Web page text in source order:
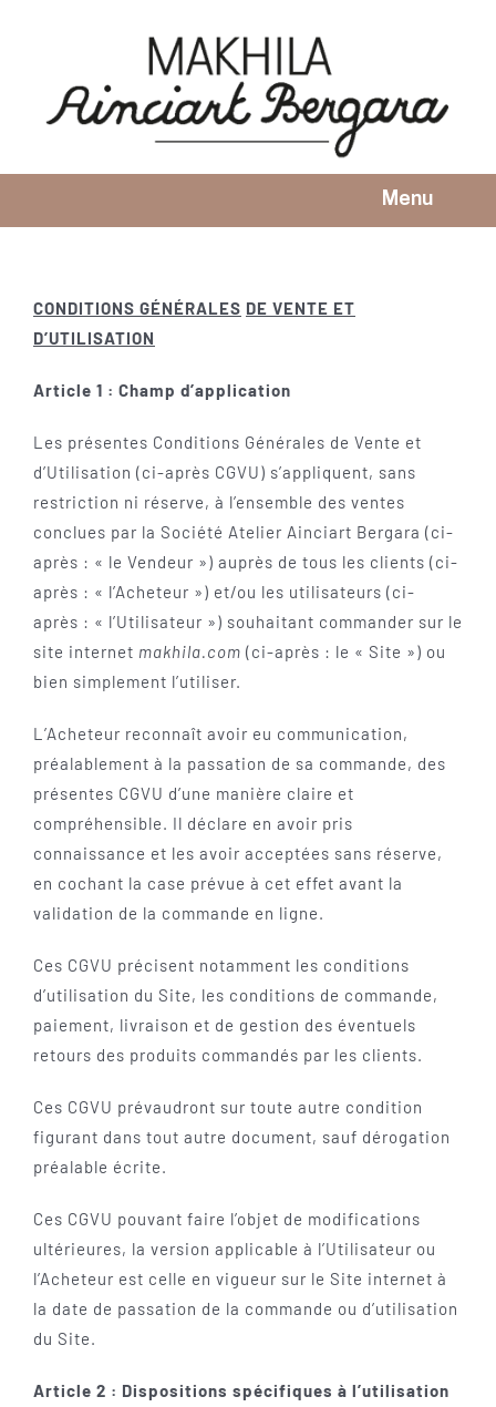
Menu
MAKHILA
OUR WORKSHOP
KNOW-HOW
CONTACT
CART
Español
CONDITIONS GÉNÉRALES DE VENTE ET
D’UTILISATION
Article 1 : Champ d’application
Les présentes Conditions Générales de Vente et
d’Utilisation (ci-après CGVU) s’appliquent, sans
restriction ni réserve, à l’ensemble des ventes
conclues par la Société Atelier Ainciart Bergara (ci-
après : « le Vendeur ») auprès de tous les clients (ci-
après : « l’Acheteur ») et/ou les utilisateurs (ci-
après : « l’Utilisateur ») souhaitant commander sur le
site internet makhila.com (ci-après : le « Site ») ou
bien simplement l’utiliser.
L’Acheteur reconnaît avoir eu communication,
préalablement à la passation de sa commande, des
présentes CGVU d’une manière claire et
compréhensible. Il déclare en avoir pris
connaissance et les avoir acceptées sans réserve,
en cochant la case prévue à cet effet avant la
validation de la commande en ligne.
Ces CGVU précisent notamment les conditions
d’utilisation du Site, les conditions de commande,
paiement, livraison et de gestion des éventuels
retours des produits commandés par les clients.
Ces CGVU prévaudront sur toute autre condition
figurant dans tout autre document, sauf dérogation
préalable écrite.
Ces CGVU pouvant faire l’objet de modifications
ultérieures, la version applicable à l’Utilisateur ou
l’Acheteur est celle en vigueur sur le Site internet à
la date de passation de la commande ou d’utilisation
du Site.
Article 2 : Dispositions spécifiques à l’utilisation